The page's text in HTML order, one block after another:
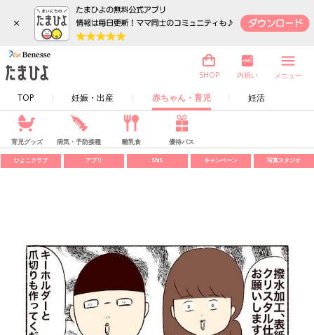
×
TOP 妊娠・出産 赤ちゃん・育児 妊活
SHOP 内祝い メニュー
育児グッズ 病気・予防接種 離乳食 優待パス
ひよこクラブ アプリ SNS キャンペーン 写真スタジオ